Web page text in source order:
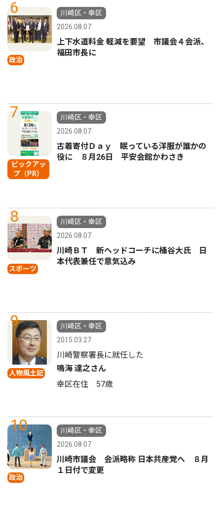
6
政治
川崎区・幸区
2026.08.07
上下水道料金 軽減を要望 市議会４会派、
福田市長に
7
ピックアッ
プ（PR）
川崎区・幸区
2026.08.07
古着寄付Ｄａｙ 眠っている洋服が誰かの
役に ８月26日 平安会館かわさき
8
スポーツ
川崎区・幸区
2026.08.07
川崎ＢＴ 新ヘッドコーチに桶谷大氏 日
本代表兼任で意気込み
9
人物風土記
川崎区・幸区
2015.03.27
川崎警察署長に就任した
鳴海 達之さん
幸区在住 57歳
10
政治
川崎区・幸区
2026.08.07
川崎市議会 会派略称 日本共産党へ ８月
１日付で変更